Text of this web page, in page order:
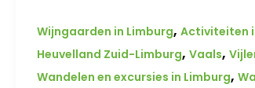
Wijngaarden in Limburg, Activiteiten
Heuvelland Zuid-Limburg, Vaals,
Wandelen en excursies in Limburg,